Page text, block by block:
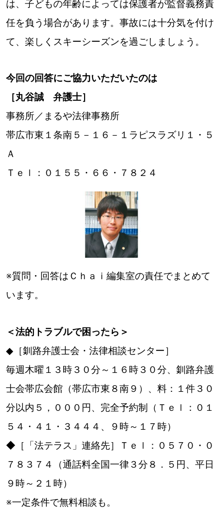
は、子どもの年齢によっては保護者が監督義務責
任を負う場合があります。事故には十分気を付け
て、楽しくスキーシーズンを過ごしましょう。
今回の回答にご協力いただいたのは
［丸谷誠 弁護士］
事務所／まるや法律事務所
帯広市東１条南５－１６－１ラピスラズリ１・５
Ａ
Ｔｅｌ：０１５５・６６・７８２４
※質問・回答はＣｈａｉ編集室の責任でまとめて
います。
＜法的トラブルで困ったら＞
◆［釧路弁護士会・法律相談センター］
毎週木曜１３時３０分～１６時３０分、釧路弁護
士会帯広会館（帯広市東８南９）、料：１件３０
分以内５，０００円、完全予約制（Ｔｅｌ：０１
５４・４１・３４４４、９時～１７時）
◆［「法テラス」連絡先］Ｔｅｌ：０５７０・０
７８３７４（通話料全国一律３分８．５円、平日
９時～２１時）
※一定条件で無料相談も。